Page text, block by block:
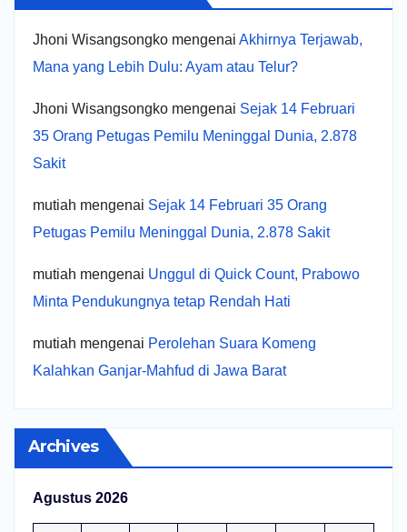
Jhoni Wisangsongko mengenai Akhirnya Terjawab,
Mana yang Lebih Dulu: Ayam atau Telur?
Jhoni Wisangsongko mengenai Sejak 14 Februari
35 Orang Petugas Pemilu Meninggal Dunia, 2.878
Sakit
mutiah mengenai Sejak 14 Februari 35 Orang
Petugas Pemilu Meninggal Dunia, 2.878 Sakit
mutiah mengenai Unggul di Quick Count, Prabowo
Minta Pendukungnya tetap Rendah Hati
mutiah mengenai Perolehan Suara Komeng
Kalahkan Ganjar-Mahfud di Jawa Barat
Archives
Agustus 2026